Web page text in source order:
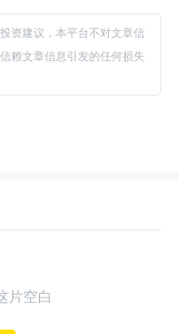
资建议，本平台不对文章信
赖文章信息引发的任何损失
片空白